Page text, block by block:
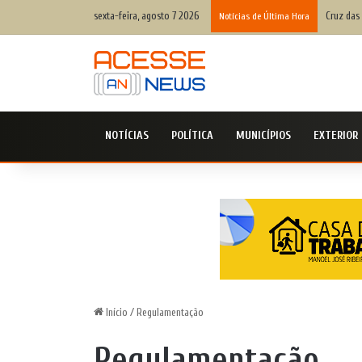
sexta-feira, agosto 7 2026 Notícias de Última Hora Cruz
NOTÍCIAS POLÍTICA MUNICÍPIOS EXTERIOR
Início / Regulamentação